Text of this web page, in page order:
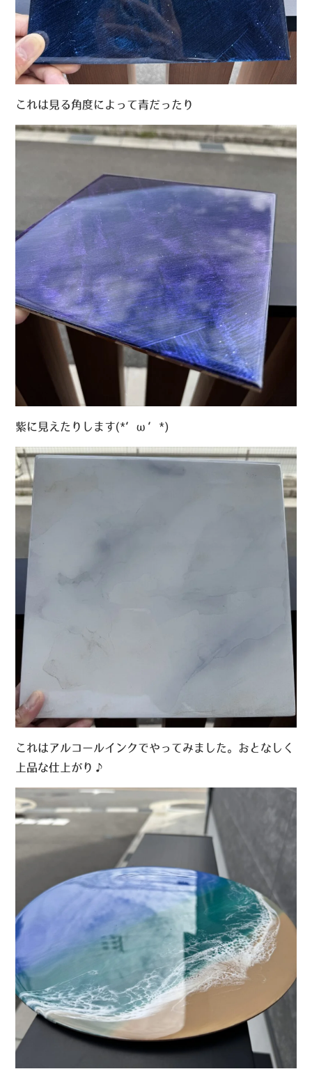
これは見る角度によって青だったり
紫に見えたりします(*’ω’*)
これはアルコールインクでやってみました。おとなしく
上品な仕上がり♪